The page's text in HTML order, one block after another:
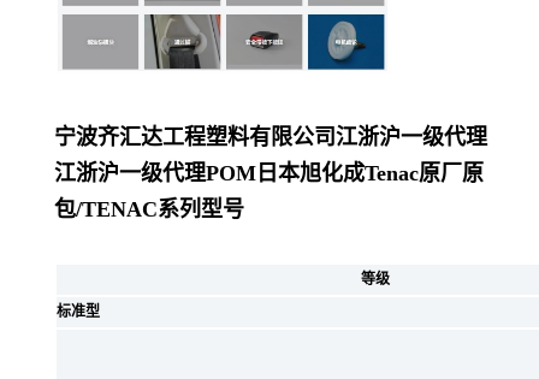
宁波齐汇达工程塑料有限公司江浙沪一级代理
江浙沪一级代理POM日本旭化成Tenac原厂原
包/TENAC系列型号
等级
标准型